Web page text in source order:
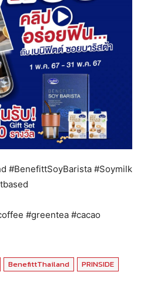
#BenefittSoyBarista #Soymilk
#greentea #cacao
BenefittThailand
PRINSIDE